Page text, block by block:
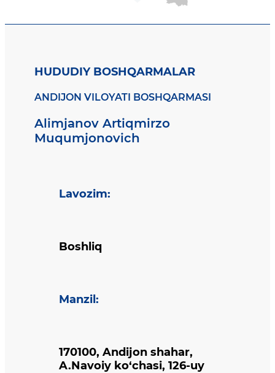
HUDUDIY BOSHQARMALAR
ANDIJON VILOYATI BOSHQARMASI
Alimjanov Artiqmirzo
Muqumjonovich
Lavozim:
Boshliq
Manzil :
170100, Andijon shahar,
A.Navoiy ko‘chasi, 126-uy